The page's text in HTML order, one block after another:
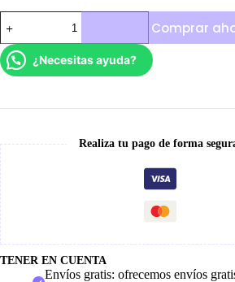
Sb
Osito
cantidad
Comprar
¿Necesitas ayuda?
Realiza tu pago de forma
TENER EN CUENTA
Envíos gratis: ofrecemos envíos